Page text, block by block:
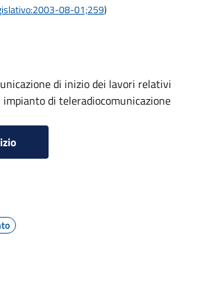
08-01;259)
di inizio dei lavori relativi
di teleradiocomunicazione